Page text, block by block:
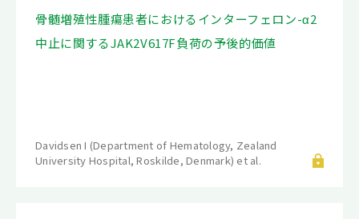
骨髄増殖性腫瘍患者におけるインターフェロン-α2
中止に関するJAK2V617F負荷の予後的価値
Davidsen I (Department of Hematology, Zealand
University Hospital, Roskilde, Denmark) et al.